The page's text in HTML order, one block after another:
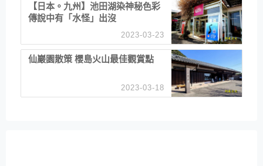
【日本。九州】池田湖染神秘色彩
傳說中有「水怪」出沒
2023-03-23
仙巖園散策 櫻島火山最佳觀賞點
2023-03-18